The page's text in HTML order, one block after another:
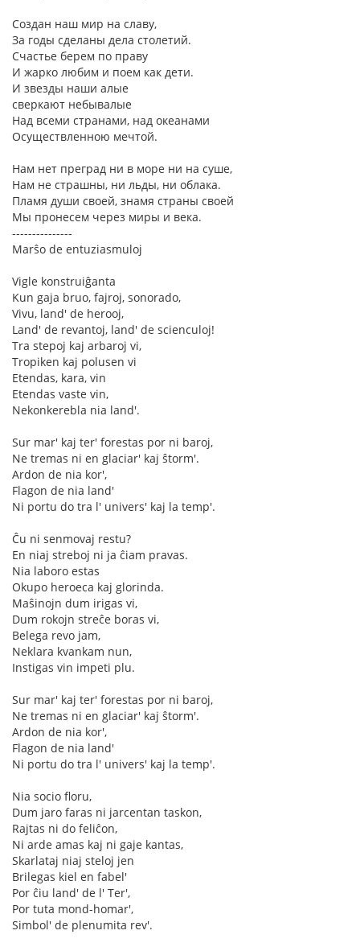
Создан наш мир на славу,
За годы сделаны дела столетий.
Счастье берем по праву
И жарко любим и поем как дети.
И звезды наши алые
сверкают небывалые
Над всеми странами, над океанами
Осуществленною мечтой.
Нам нет преград ни в море ни на суше,
Нам не страшны, ни льды, ни облака.
Пламя души своей, знамя страны своей
Мы пронесем через миры и века.
---------------
Marŝo de entuziasmuloj
Vigle konstruiĝanta
Kun gaja bruo, fajroj, sonorado,
Vivu, land' de herooj,
Land' de revantoj, land' de scienculoj!
Tra stepoj kaj arbaroj vi,
Tropiken kaj polusen vi
Etendas, kara, vin
Etendas vaste vin,
Nekonkerebla nia land'.
Sur mar' kaj ter' forestas por ni baroj,
Ne tremas ni en glaciar' kaj ŝtorm'.
Ardon de nia kor',
Flagon de nia land'
Ni portu do tra l' univers' kaj la temp'.
Ĉu ni senmovaj restu?
En niaj streboj ni ja ĉiam pravas.
Nia laboro estas
Okupo heroeca kaj glorinda.
Maŝinojn dum irigas vi,
Dum rokojn streĉe boras vi,
Belega revo jam,
Neklara kvankam nun,
Instigas vin impeti plu.
Sur mar' kaj ter' forestas por ni baroj,
Ne tremas ni en glaciar' kaj ŝtorm'.
Ardon de nia kor',
Flagon de nia land'
Ni portu do tra l' univers' kaj la temp'.
Nia socio floru,
Dum jaro faras ni jarcentan taskon,
Rajtas ni do feliĉon,
Ni arde amas kaj ni gaje kantas,
Skarlataj niaj steloj jen
Brilegas kiel en fabel'
Por ĉiu land' de l' Ter',
Por tuta mond-homar',
Simbol' de plenumita rev'.